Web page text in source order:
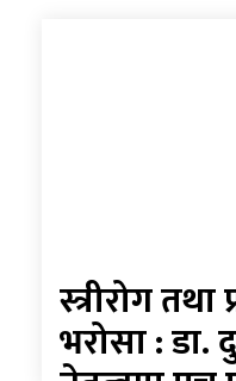
स्त्रीरोग
भरोसा : डा.